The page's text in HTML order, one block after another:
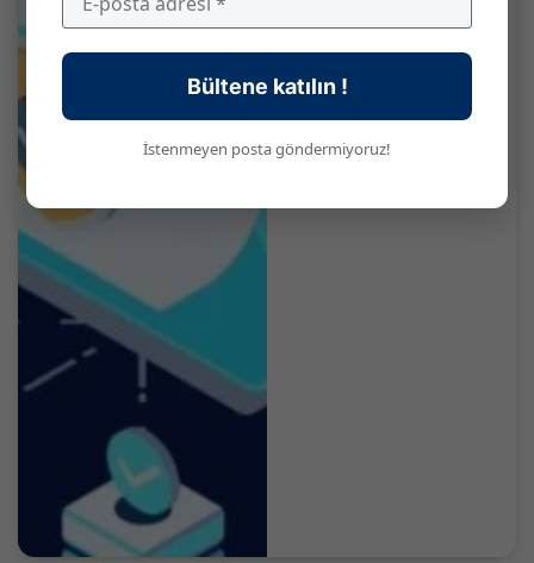
Tercih Edilmeli?
Hangi Elektrik
Devamını Oku
Bültene katılın !
İstenmeyen posta göndermiyoruz!